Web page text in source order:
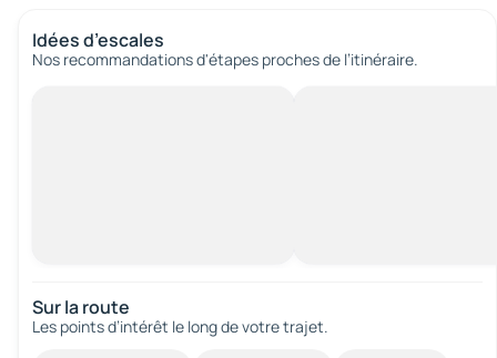
Idées d’escales
Nos recommandations d'étapes proches de l’itinéraire.
Sur la route
Les points d’intérêt le long de votre trajet.